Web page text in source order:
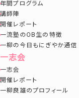
年間プログラム
講師陣
開催レポート
一流塾のOB生の特徴
一柳の今日もにぎやか通信
一志会
一志会
開催レポート
一柳良雄のプロフィール